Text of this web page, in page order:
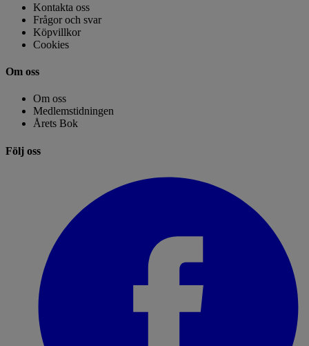
Kontakta oss
Frågor och svar
Köpvillkor
Cookies
Om oss
Om oss
Medlemstidningen
Årets Bok
Följ oss